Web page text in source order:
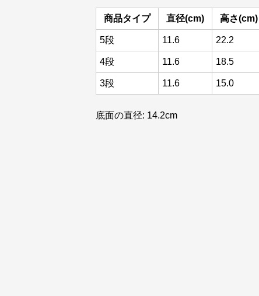
商品タイプ 直径(cm) 高さ(cm)
5段 11.6 22.2
4段 11.6 18.5
3段 11.6 15.0
底面の直径: 14.2cm